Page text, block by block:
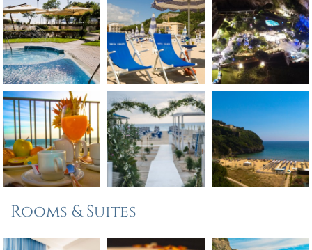
Rooms & Suites